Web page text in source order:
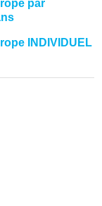
par
INDIVIDUEL